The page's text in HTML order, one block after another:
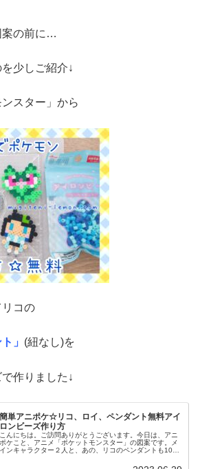
案の前に…
少しご紹介↓
スター」から
リコの
」 (紐なし)を
作りました↓
簡単アニポケ☆リコ、ロイ、ペンダント無料アイ
ロンビーズ作り方
こんにちは。ご訪問ありがとうございます。今日は、アニ
ポケこと、アニメ「ポケットモンスター」の図案です。メ
インキャラクター２人と、あの、リコのペンダントも100